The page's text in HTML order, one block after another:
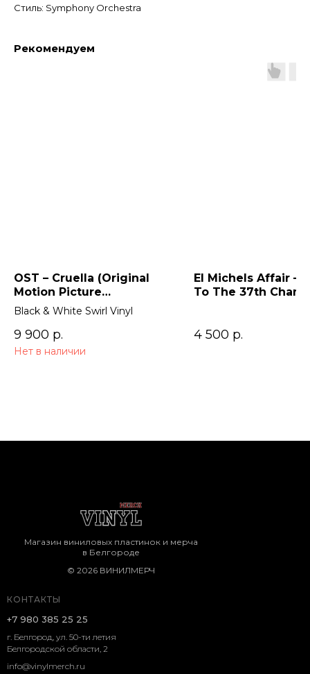
Стиль: Symphony Orchestra
Рекомендуем
OST – Cruella (Original
Motion Picture
Soundtrack) 2LP
Black & White Swirl Vinyl
9 900 р.
Нет в наличии
El Michels Affair –
To The 37th
4 500 р.
КОНТАКТЫ
г. Белгород, ул. 50-ти летия
Белгородской области, 2
+7 980 385 25 25
Магазин виниловых пластинок и мерча
в Белгороде
© 2026 ВИНИЛМЕРЧ
info@vinylmerch.ru